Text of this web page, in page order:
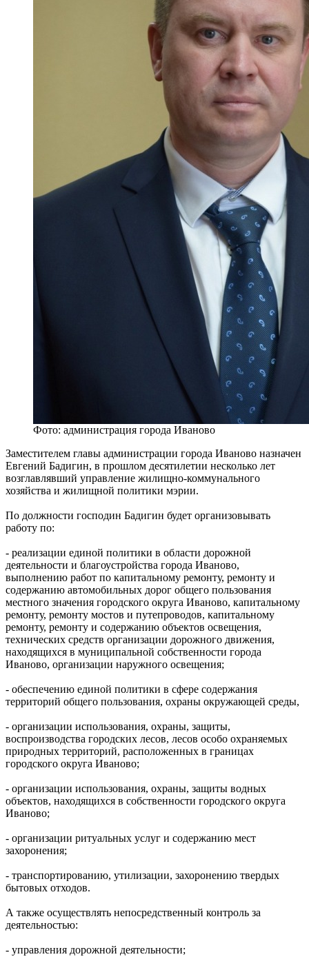
Фото: администрация города Иваново
Заместителем главы администрации города Иваново назначен
Евгений Бадигин, в прошлом десятилетии несколько лет
возглавлявший управление жилищно-коммунального
хозяйства и жилищной политики мэрии.
По должности господин Бадигин будет организовывать
работу по:
- реализации единой политики в области дорожной
деятельности и благоустройства города Иваново,
выполнению работ по капитальному ремонту, ремонту и
содержанию автомобильных дорог общего пользования
местного значения городского округа Иваново, капитальному
ремонту, ремонту мостов и путепроводов, капитальному
ремонту, ремонту и содержанию объектов освещения,
технических средств организации дорожного движения,
находящихся в муниципальной собственности города
Иваново, организации наружного освещения;
- обеспечению единой политики в сфере содержания
территорий общего пользования, охраны окружающей среды,
- организации использования, охраны, защиты,
воспроизводства городских лесов, лесов особо охраняемых
природных территорий, расположенных в границах
городского округа Иваново;
- организации использования, охраны, защиты водных
объектов, находящихся в собственности городского округа
Иваново;
- организации ритуальных услуг и содержанию мест
захоронения;
- транспортированию, утилизации, захоронению твердых
бытовых отходов.
А также осуществлять непосредственный контроль за
деятельностью:
- управления дорожной деятельности;